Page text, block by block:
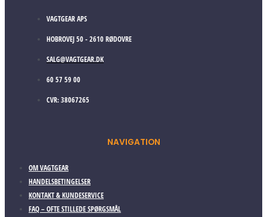
VAGTGEAR APS
HOBROVEJ 50 - 2610 RØDOVRE
SALG@VAGTGEAR.DK
60 57 59 00
CVR: 38067265
NAVIGATION
OM VAGTGEAR
HANDELSBETINGELSER
KONTAKT & KUNDESERVICE
FAQ – OFTE STILLEDE SPØRGSMÅL